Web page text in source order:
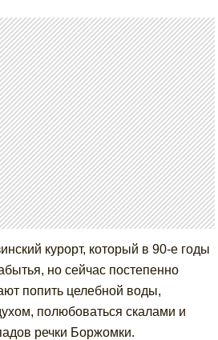
курорт, который в 90-е годы
но сейчас постепенно
попить целебной воды,
полюбоваться скалами и
речки Боржомки.